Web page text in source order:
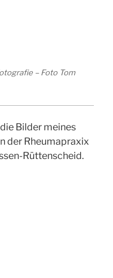
– Foto Tom
Bilder meines
der Rheumapraxix
Rüttenscheid.